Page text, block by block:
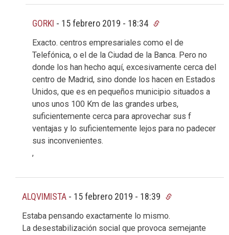
GORKI - 15 febrero 2019 - 18:34
Exacto. centros empresariales como el de
Telefónica, o el de la Ciudad de la Banca. Pero no
donde los han hecho aquí, excesivamente cerca del
centro de Madrid, sino donde los hacen en Estados
Unidos, que es en pequeños municipio situados a
unos unos 100 Km de las grandes urbes,
suficientemente cerca para aprovechar sus f
ventajas y lo suficientemente lejos para no padecer
sus inconvenientes.
,
ALQVIMISTA - 15 febrero 2019 - 18:39
Estaba pensando exactamente lo mismo.
La desestabilización social que provoca semejante